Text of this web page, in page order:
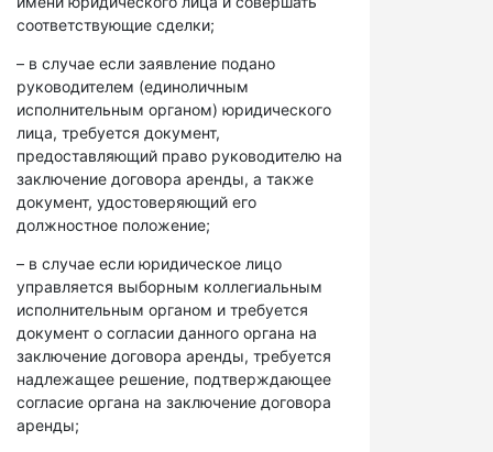
соответствующие сделки;
– в случае если заявление подано
руководителем (единоличным
исполнительным органом) юридического
лица, требуется документ,
предоставляющий право руководителю на
заключение договора аренды, а также
документ, удостоверяющий его
должностное положение;
– в случае если юридическое лицо
управляется выборным коллегиальным
исполнительным органом и требуется
документ о согласии данного органа на
заключение договора аренды, требуется
надлежащее решение, подтверждающее
согласие органа на заключение договора
аренды;